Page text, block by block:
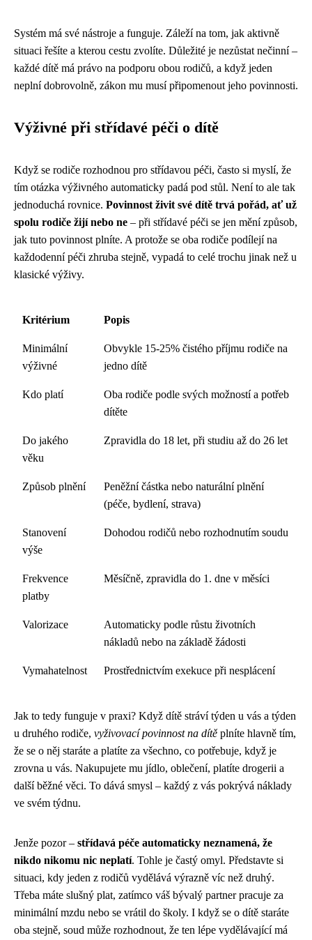
Systém má své nástroje a funguje. Záleží na tom, jak aktivně
situaci řešíte a kterou cestu zvolíte. Důležité je nezůstat nečinní –
každé dítě má právo na podporu obou rodičů, a když jeden
neplní dobrovolně, zákon mu musí připomenout jeho povinnosti.
Výživné při střídavé péči o dítě
Když se rodiče rozhodnou pro střídavou péči, často si myslí, že
tím otázka výživného automaticky padá pod stůl. Není to ale tak
jednoduchá rovnice. Povinnost živit své dítě trvá pořád, ať už
spolu rodiče žijí nebo ne – při střídavé péči se jen mění způsob,
jak tuto povinnost plníte. A protože se oba rodiče podílejí na
každodenní péči zhruba stejně, vypadá to celé trochu jinak než u
klasické výživy.
Kritérium Popis
Minimální
výživné
Obvykle 15-25% čistého příjmu rodiče na
jedno dítě
Kdo platí
Oba rodiče podle svých možností a potřeb
dítěte
Do jakého
věku
Zpravidla do 18 let, při studiu až do 26 let
Způsob plnění
Peněžní částka nebo naturální plnění
(péče, bydlení, strava)
Stanovení
výše
Dohodou rodičů nebo rozhodnutím soudu
Frekvence
platby
Měsíčně, zpravidla do 1. dne v měsíci
Valorizace
Automaticky podle růstu životních
nákladů nebo na základě žádosti
Vymahatelnost Prostřednictvím exekuce při nesplácení
Jak to tedy funguje v praxi? Když dítě stráví týden u vás a týden
u druhého rodiče, vyživovací povinnost na dítě plníte hlavně tím,
že se o něj staráte a platíte za všechno, co potřebuje, když je
zrovna u vás. Nakupujete mu jídlo, oblečení, platíte drogerii a
další běžné věci. To dává smysl – každý z vás pokrývá náklady
ve svém týdnu.
Jenže pozor – střídavá péče automaticky neznamená, že
nikdo nikomu nic neplatí. Tohle je častý omyl. Představte si
situaci, kdy jeden z rodičů vydělává výrazně víc než druhý.
Třeba máte slušný plat, zatímco váš bývalý partner pracuje za
minimální mzdu nebo se vrátil do školy. I když se o dítě staráte
oba stejně, soud může rozhodnout, že ten lépe vydělávající má